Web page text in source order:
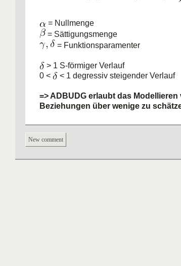
= Nullmenge
= Sättigungsmenge
= Funktionsparamenter
> 1 S-förmiger Verlauf
0 <
< 1 degressiv steigender Verlauf
=> ADBUDG erlaubt das
Beziehungen über wenige zu
New comment